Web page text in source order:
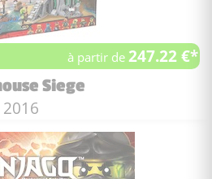
à partir de247.22 €*
Siege
:
figurines :
de sortie :